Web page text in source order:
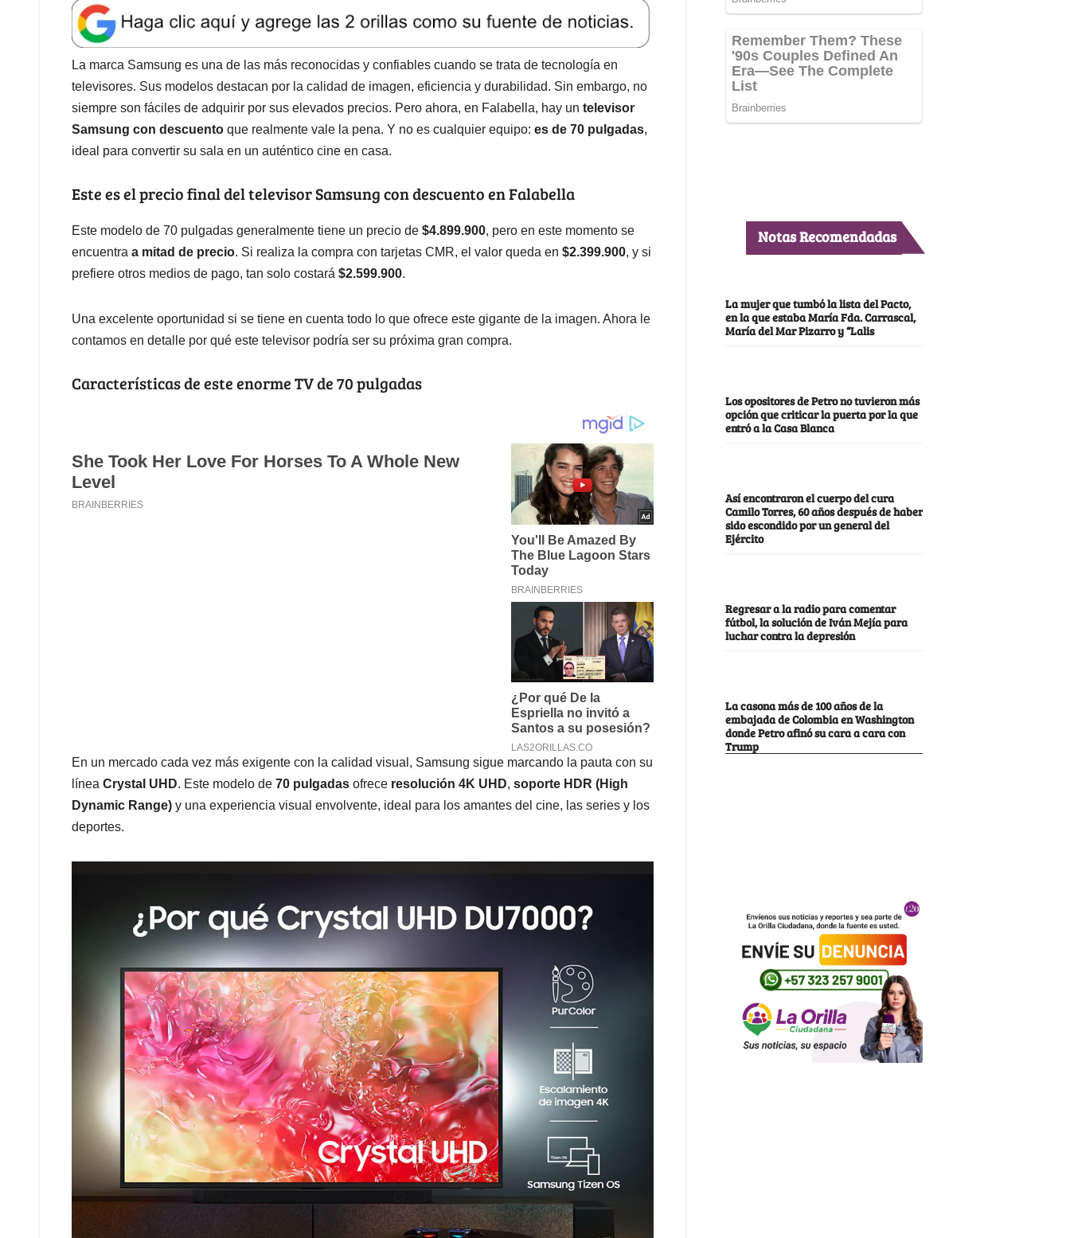
a
t
s
A
p
p
e
b
o
o
k
k
e
d
I
n
l
e
a
d
s
La marca Samsung es una de las más reconocidas y confiables cuando se trata de tecnología en
televisores. Sus modelos destacan por la calidad de imagen, eficiencia y durabilidad. Sin embargo, no
siempre son fáciles de adquirir por sus elevados precios. Pero ahora, en Falabella, hay un televisor
Samsung con descuento que realmente vale la pena. Y no es cualquier equipo: es de 70 pulgadas,
ideal para convertir su sala en un auténtico cine en casa.
Este es el precio final del televisor Samsung con descuento en Falabella
Este modelo de 70 pulgadas generalmente tiene un precio de $4.899.900, pero en este momento se
encuentra a mitad de precio. Si realiza la compra con tarjetas CMR, el valor queda en $2.399.900, y si
prefiere otros medios de pago, tan solo costará $2.599.900.
Una excelente oportunidad si se tiene en cuenta todo lo que ofrece este gigante de la imagen. Ahora le
contamos en detalle por qué este televisor podría ser su próxima gran compra.
Características de este enorme TV de 70 pulgadas
En un mercado cada vez más exigente con la calidad visual, Samsung sigue marcando la pauta con su
línea Crystal UHD. Este modelo de 70 pulgadas ofrece resolución 4K UHD, soporte HDR (High
Dynamic Range) y una experiencia visual envolvente, ideal para los amantes del cine, las series y los
deportes.
Notas Recomendadas
La mujer que tumbó la lista del Pacto,
en la que estaba María Fda. Carrascal,
María del Mar Pizarro y “Lalis
Los opositores de Petro no tuvieron más
opción que criticar la puerta por la que
entró a la Casa Blanca
Así encontraron el cuerpo del cura
Camilo Torres, 60 años después de haber
sido escondido por un general del
Ejército
Regresar a la radio para comentar
fútbol, la solución de Iván Mejía para
luchar contra la depresión
La casona más de 100 años de la
embajada de Colombia en Washington
donde Petro afinó su cara a cara con
Trump